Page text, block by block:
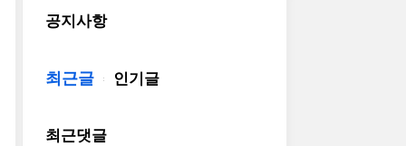
공지사항
최근글 인기글
최근댓글